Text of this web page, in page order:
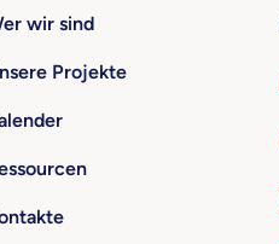
wir sind
Projekte